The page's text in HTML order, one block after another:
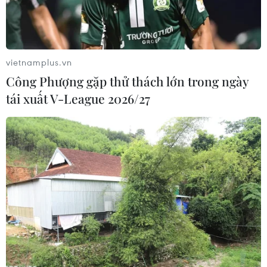
19.
Fitch Ratings cảnh báo sự phục hồi kinh tế của Thái Lan có thể
bị hạn chế bởi suy thoái toàn cầu. (Ảnh: AFP/TTXVN)
Cơ quan xếp hạng tín nhiệm Fitch Ratings vừa
lên tiếng cảnh báo sự phục hồi kinh tế của Thái
vietnamplus.vn
Công Phượng gặp thử thách lớn trong ngày
tái xuất V-League 2026/27